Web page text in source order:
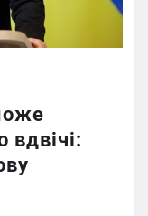
вдвічі: